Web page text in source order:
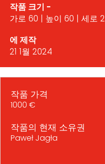
작품 크기 -
가로 60 | 높이 60 | 세로 2
에 제작
21 1월 2024
작품 가격
1000 €
작품의 현재 소유권
Paweł Jagła